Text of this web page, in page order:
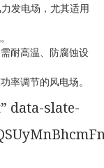
发电场，尤其适用
。
耐高温、防腐蚀设
率调节的风电场。
data-slate-